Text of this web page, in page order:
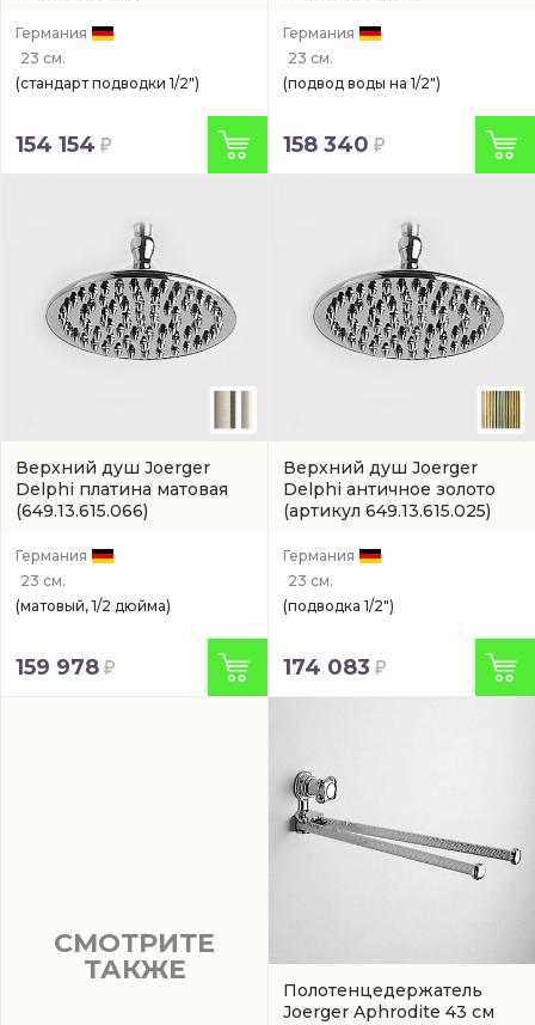
Германия
23 см.
(стандарт подводки 1/2")
154 154
Германия
23 см.
(подвод воды на 1/2")
158 340
Верхний душ Joerger
Delphi платина матовая
(649.13.615.066)
Германия
23 см.
(матовый, 1/2 дюйма)
159 978
Верхний душ Joerger
Delphi античное золото
(артикул 649.13.615.025)
Германия
23 см.
(подводка 1/2")
174 083
СМОТРИТЕ
ТАКЖЕ
Полотенцедержатель
Joerger Aphrodite 43 см